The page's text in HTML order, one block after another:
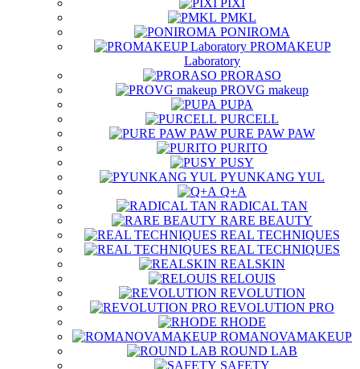
PIXI
PMKL
PONIROMA
PROMAKEUP
Laboratory
PRORASO
PROVG makeup
PUPA
PURCELL
PURE PAW PAW
PURITO
PUSY
PYUNKANG YUL
Q+A
RADICAL TAN
RARE BEAUTY
REAL TECHNIQUES
REAL TECHNIQUES
REALSKIN
RELOUIS
REVOLUTION
REVOLUTION PRO
RHODE
ROMANOVAMAKEUP
ROUND LAB
SAFETY